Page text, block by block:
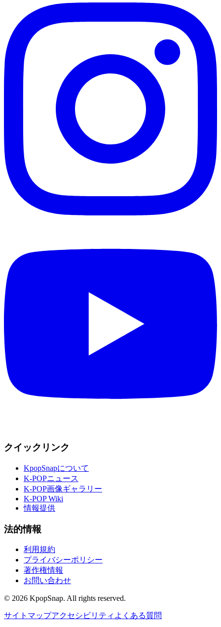
クイックリンク
KpopSnapについて
K-POPニュース
K-POP画像ギャラリー
K-POP Wiki
情報提供
法的情報
利用規約
プライバシーポリシー
著作権情報
お問い合わせ
© 2026 KpopSnap. All rights reserved.
サイトマップアクセシビリティ よくある質問